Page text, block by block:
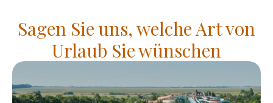
Sagen Sie uns, welche Art von
Urlaub Sie wünschen